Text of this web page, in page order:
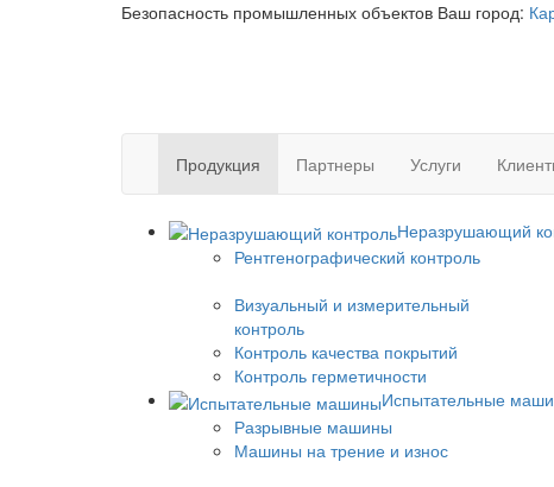
Безопасность промышленных объектов Ваш город:
Продукция
Партнеры Услуги
Неразрушающий
Рентгенографический контроль
Визуальный и измерительный
контроль
Контроль качества покрытий
Контроль герметичности
Испытательные
Разрывные машины
Машины на трение и износ